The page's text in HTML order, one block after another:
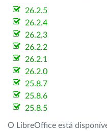
26.2.5
26.2.4
26.2.3
26.2.2
26.2.1
26.2.0
25.8.7
25.8.6
25.8.5
O LibreOffice está